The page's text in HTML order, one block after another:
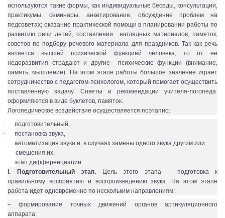
используются такие формы, как индивидуальные беседы, консультации,
практикумы, семинары, анкетирование, обсуждение проблем на
педсоветах; оказание практической помощи в планировании работы по
развитию речи детей, составлении наглядных материалов, памяток,
советов по подбору речевого материала для праздников. Так как речь
является высшей психической функцией человека, то от её
недоразвития страдают и другие психические функции (внимание,
память, мышление). На этом этапе работы большое значение играет
сотрудничество с педагогом-психологом, который помогает осуществить
поставленную задачу. Советы и рекомендации учителя-логопеда
оформляются в виде буклетов, памяток.
Логопедическое воздействие осуществляется поэтапно:
· подготовительный,
· постановка звука,
·
автоматизация звука и, в случаях замены одного звука другим или
смешения их,
·
этап дифференциации.
I. Подготовительный этап.
Цель этого этапа – подготовка к
правильному восприятию и воспроизведению звука. На этом этапе
работа идет одновременно по нескольким направлениям:
– формирование точных движений органов артикуляционного
аппарата;